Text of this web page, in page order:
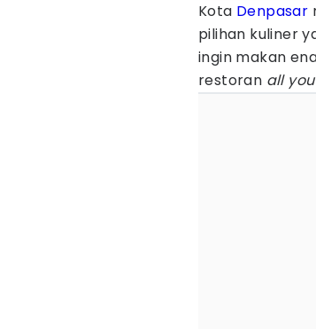
Kota Denpasar
pilihan kuliner
ingin makan
restoran all